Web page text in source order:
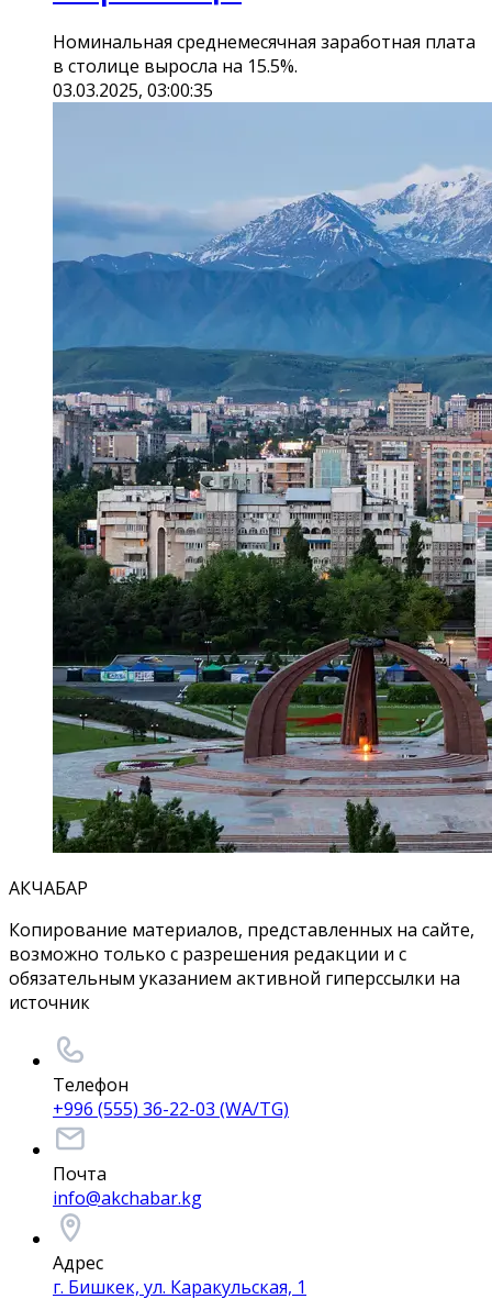
Номинальная среднемесячная заработная плата
в столице выросла на 15.5%.
03.03.2025, 03:00:35
АКЧАБАР
Копирование материалов, представленных на сайте,
возможно только с разрешения редакции и с
обязательным указанием активной гиперссылки на
источник
Телефон
+996 (555) 36-22-03 (WA/TG)
Почта
info@akchabar.kg
Адрес
г. Бишкек, ул. Каракульская, 1